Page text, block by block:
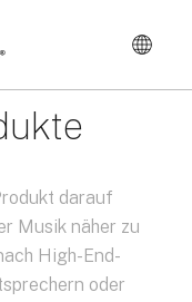
darauf
Musik näher zu
High-End-
oder